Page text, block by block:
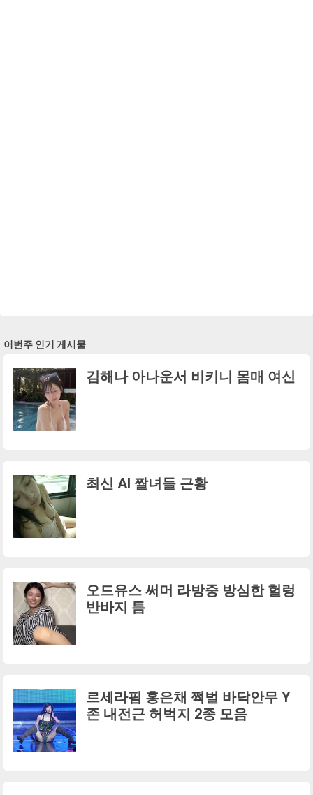
이번주 인기 게시물
김해나 아나운서 비키니 몸매 여신
최신 AI 짤녀들 근황
오드유스 써머 라방중 방심한 헐렁
반바지 틈
르세라핌 홍은채 쩍벌 바닥안무 Y
존 내전근 허벅지 2종 모음